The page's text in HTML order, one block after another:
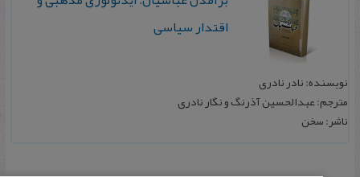
اقتدار سیاسی
نویسنده: نادر نادری
مترجم: عبدالحسین آذرنگ و نگار نادری
ناشر: سخن